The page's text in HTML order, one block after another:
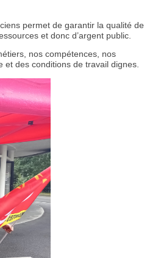
permet de garantir la qualité de
et donc d’argent public.
nos compétences, nos
et des conditions de travail dignes.